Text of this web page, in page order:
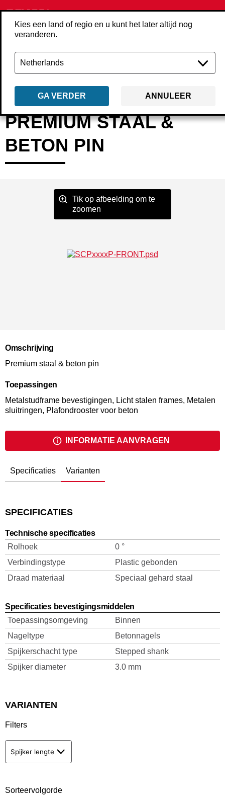
Kies een land of regio en u kunt het later altijd nog
veranderen.
GA VERDER ANNULEER
Terug Producten Bevestigings­middelen
PREMIUM STAAL &
BETON PIN
Tik op afbeelding om te
zoomen
Omschrijving
Premium staal & beton pin
Toepassingen
Metalstudframe bevestigingen, Licht stalen frames, Metalen
sluitringen, Plafondrooster voor beton
INFORMATIE AANVRAGEN
Specificaties Varianten
SPECIFICATIES
Technische specificaties
Rolhoek
0 °
Verbindingstype
Plastic gebonden
Draad materiaal
Speciaal gehard staal
Specificaties bevestigingsmiddelen
Toepassingsomgeving
Binnen
Nageltype
Betonnagels
Spijkerschacht type
Stepped shank
Spijker diameter
3.0 mm
VARIANTEN
Filters
Spijker lengte
Sorteervolgorde